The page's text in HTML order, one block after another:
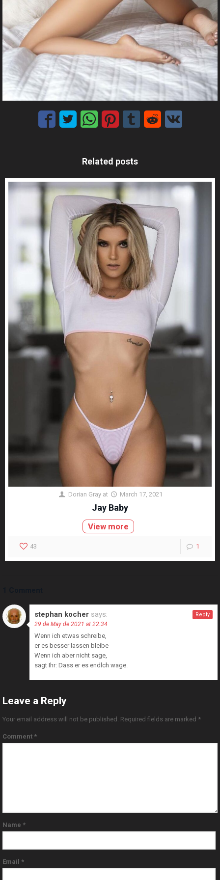
Related posts
Dorian Gray at March 17, 2021
Jay Baby
View more
43 1
stephan kocher says:
29 de May de 2021 at 22:34
Wenn ich etwas schreibe,
er es besser lassen bleibe
Wenn ich aber nicht sage,
sagt Ihr: Dass er es endlch wage.
Reply
Leave a Reply
Your email address will not be published. Required fields are marked *
Comment *
Name *
Email *